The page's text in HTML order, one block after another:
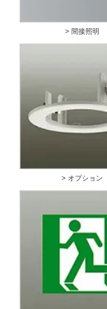
> 間接照明
> オプション